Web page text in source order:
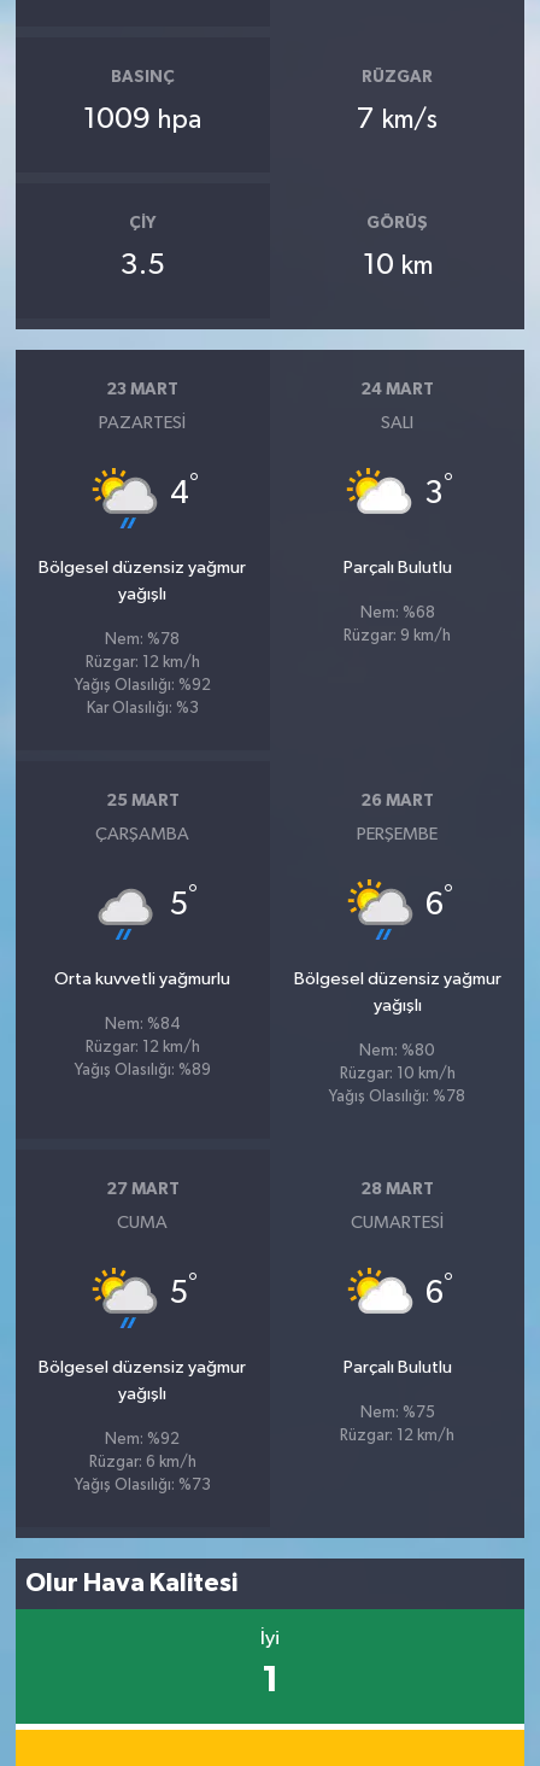
BASINÇ
1009 hpa
RÜZGAR
7 km/s
ÇIY
3.5
GÖRÜŞ
10 km
23 MART
PAZARTESI
4°
Bölgesel düzensiz yağmur
yağışlı
Nem: %78
Rüzgar: 12 km/h
Yağış Olasılığı: %92
Kar Olasılığı: %3
24 MART
SALI
3°
Parçalı Bulutlu
Nem: %68
Rüzgar: 9 km/h
25 MART
ÇARŞAMBA
5°
Orta kuvvetli yağmurlu
Nem: %84
Rüzgar: 12 km/h
Yağış Olasılığı: %89
26 MART
PERŞEMBE
6°
Bölgesel düzensiz yağmur
yağışlı
Nem: %80
Rüzgar: 10 km/h
Yağış Olasılığı: %78
27 MART
CUMA
5°
Bölgesel düzensiz yağmur
yağışlı
Nem: %92
Rüzgar: 6 km/h
Yağış Olasılığı: %73
28 MART
CUMARTESI
6°
Parçalı Bulutlu
Nem: %75
Rüzgar: 12 km/h
Olur Hava Kalitesi
İyi
1